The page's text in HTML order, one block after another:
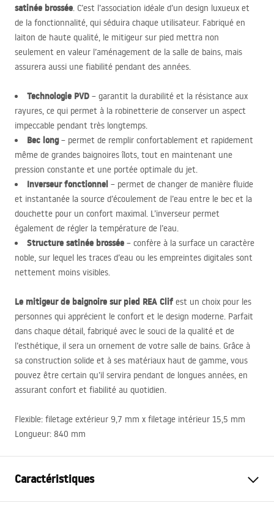
satinée brossée. C’est l’association idéale d’un design luxueux et
de la fonctionnalité, qui séduira chaque utilisateur. Fabriqué en
laiton de haute qualité, le mitigeur sur pied mettra non
seulement en valeur l’aménagement de la salle de bains, mais
assurera aussi une fiabilité pendant des années.
Technologie PVD – garantit la durabilité et la résistance aux
rayures, ce qui permet à la robinetterie de conserver un aspect
impeccable pendant très longtemps.
Bec long– permet de remplir confortablement et rapidement
même de grandes baignoires îlots, tout en maintenant une
pression constante et une portée optimale du jet.
Inverseur fonctionnel – permet de changer de manière fluide
et instantanée la source d’écoulement de l’eau entre le bec et la
douchette pour un confort maximal. L’inverseur permet
également de régler la température de l’eau.
Structure satinée brossée – confère à la surface un caractère
noble, sur lequel les traces d’eau ou les empreintes digitales sont
nettement moins visibles.
Le mitigeur de baignoire sur pied REA Clif est un choix pour les
personnes qui apprécient le confort et le design moderne. Parfait
dans chaque détail, fabriqué avec le souci de la qualité et de
l’esthétique, il sera un ornement de votre salle de bains. Grâce à
sa construction solide et à ses matériaux haut de gamme, vous
pouvez être certain qu’il servira pendant de longues années, en
assurant confort et fiabilité au quotidien.
Flexible: filetage extérieur 9,7 mm x filetage intérieur 15,5 mm
Longueur: 840 mm
Caractéristiques